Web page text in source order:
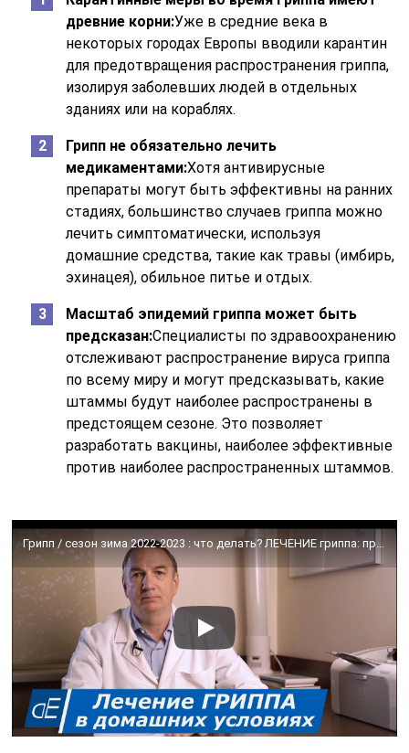
древние корни:Уже в средние века в
некоторых городах Европы вводили карантин
для предотвращения распространения гриппа,
изолируя заболевших людей в отдельных
зданиях или на кораблях.
Грипп не обязательно лечить
медикаментами:Хотя антивирусные
препараты могут быть эффективны на ранних
стадиях, большинство случаев гриппа можно
лечить симптоматически, используя
домашние средства, такие как травы (имбирь,
эхинацея), обильное питье и отдых.
Масштаб эпидемий гриппа может быть
предсказан:Специалисты по здравоохранению
отслеживают распространение вируса гриппа
по всему миру и могут предсказывать, какие
штаммы будут наиболее распространены в
предстоящем сезоне. Это позволяет
разработать вакцины, наиболее эффективные
против наиболее распространенных штаммов.